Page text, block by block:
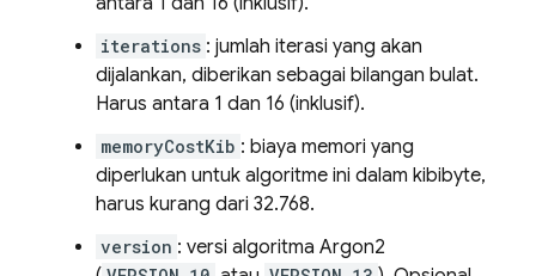
iterations : jumlah iterasi yang akan
dijalankan, diberikan sebagai bilangan bulat.
Harus antara 1 dan 16 (inklusif).
memoryCostKib : biaya memori yang
diperlukan untuk algoritme ini dalam kibibyte,
harus kurang dari 32.768.
version : versi algoritma Argon2